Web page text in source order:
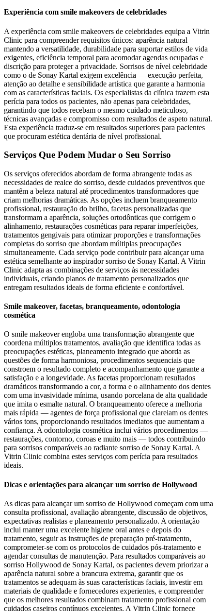
Experiência com smile makeovers de celebridades
A experiência com smile makeovers de celebridades equipa a Vitrin
Clinic para compreender requisitos únicos: aparência natural
mantendo a versatilidade, durabilidade para suportar estilos de vida
exigentes, eficiência temporal para acomodar agendas ocupadas e
discrição para proteger a privacidade. Sorrisos de nível celebridade
como o de Sonay Kartal exigem excelência — execução perfeita,
atenção ao detalhe e sensibilidade artística que garante a harmonia
com as características faciais. Os especialistas da clínica trazem esta
perícia para todos os pacientes, não apenas para celebridades,
garantindo que todos recebam o mesmo cuidado meticuloso,
técnicas avançadas e compromisso com resultados de aspeto natural.
Esta experiência traduz-se em resultados superiores para pacientes
que procuram estética dentária de nível profissional.
Serviços Que Podem Mudar o Seu Sorriso
Os serviços oferecidos abordam de forma abrangente todas as
necessidades de realce do sorriso, desde cuidados preventivos que
mantêm a beleza natural até procedimentos transformadores que
criam melhorias dramáticas. As opções incluem branqueamento
profissional, restauração do brilho, facetas personalizadas que
transformam a aparência, soluções ortodônticas que corrigem o
alinhamento, restaurações cosméticas para reparar imperfeições,
tratamentos gengivais para otimizar proporções e transformações
completas do sorriso que abordam múltiplas preocupações
simultaneamente. Cada serviço pode contribuir para alcançar uma
estética semelhante ao inspirador sorriso de Sonay Kartal. A Vitrin
Clinic adapta as combinações de serviços às necessidades
individuais, criando planos de tratamento personalizados que
entregam resultados ideais de forma eficiente e confortável.
Smile makeover, facetas, branqueamento, odontologia
cosmética
O smile makeover engloba uma transformação abrangente que
coordena múltiplos tratamentos, avaliação que identifica todas as
preocupações estéticas, planeamento integrado que aborda as
questões de forma harmoniosa, procedimentos sequenciais que
constroem o resultado completo e acompanhamento que garante a
satisfação e a longevidade. As facetas proporcionam resultados
dramáticos transformando a cor, a forma e o alinhamento dos dentes
com uma invasividade mínima, usando porcelana de alta qualidade
que imita o esmalte natural. O branqueamento oferece a melhoria
mais rápida — agentes de força profissional que clareiam os dentes
vários tons, proporcionando resultados imediatos que aumentam a
confiança. A odontologia cosmética inclui vários procedimentos —
restaurações, contorno, coroas e muito mais — todos contribuindo
para sorrisos comparáveis ao radiante sorriso de Sonay Kartal. A
Vitrin Clinic combina estes serviços com perícia para resultados
ideais.
Dicas e orientações para alcançar um sorriso de Hollywood
As dicas para alcançar um sorriso de Hollywood começam com uma
consulta profissional, avaliação abrangente, discussão de objetivos,
expectativas realistas e planeamento personalizado. A orientação
inclui manter uma excelente higiene oral antes e depois do
tratamento, seguir as instruções de preparação pré-tratamento,
comprometer-se com os protocolos de cuidados pós-tratamento e
agendar consultas de manutenção. Para resultados comparáveis ao
sorriso Hollywood de Sonay Kartal, os pacientes devem priorizar a
aparência natural sobre a brancura extrema, garantir que os
tratamentos se adequam às suas características faciais, investir em
materiais de qualidade e fornecedores experientes, e compreender
que os melhores resultados combinam tratamento profissional com
cuidados caseiros contínuos excelentes. A Vitrin Clinic fornece